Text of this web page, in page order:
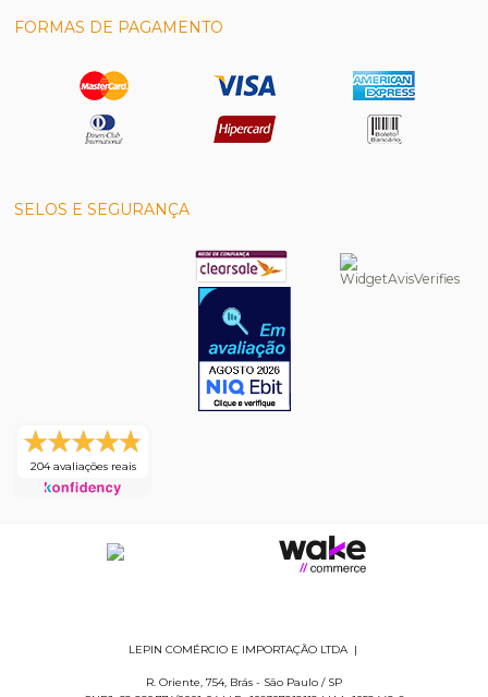
FORMAS DE PAGAMENTO
SELOS E SEGURANÇA
204 avaliações reais
LEPIN COMÉRCIO E IMPORTAÇÃO LTDA |
R. Oriente, 754, Brás - São Paulo / SP